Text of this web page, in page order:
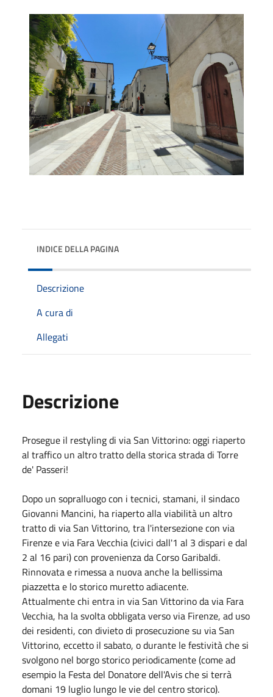
INDICE DELLA PAGINA
Descrizione
A cura di
Allegati
Descrizione
Prosegue il restyling di via San Vittorino: oggi riaperto
al traffico un altro tratto della storica strada di Torre
de' Passeri!
Dopo un sopralluogo con i tecnici, stamani, il sindaco
Giovanni Mancini, ha riaperto alla viabilità un altro
tratto di via San Vittorino, tra l'intersezione con via
Firenze e via Fara Vecchia (civici dall'1 al 3 dispari e dal
2 al 16 pari) con provenienza da Corso Garibaldi.
Rinnovata e rimessa a nuova anche la bellissima
piazzetta e lo storico muretto adiacente.
Attualmente chi entra in via San Vittorino da via Fara
Vecchia, ha la svolta obbligata verso via Firenze, ad uso
dei residenti, con divieto di prosecuzione su via San
Vittorino, eccetto il sabato, o durante le festività che si
svolgono nel borgo storico periodicamente (come ad
esempio la Festa del Donatore dell'Avis che si terrà
domani 19 luglio lungo le vie del centro storico).